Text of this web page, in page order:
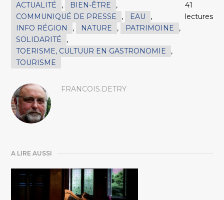
ACTUALITÉ , BIEN-ÊTRE
,
COMMUNIQUÉ DE PRESSE
, EAU
,
INFO RÉGION
, NATURE , PATRIMOINE
,
SOLIDARITÉ
,
TOERISME, CULTUUR EN GASTRONOMIE
,
TOURISME
41
lectures
FRANCOIS.DETRY
A LIRE AUSSI